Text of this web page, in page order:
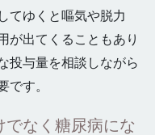
てゆくと嘔気や脱力
が出てくることもあり
投与量を相談しながら
です。
なく糖尿病にな